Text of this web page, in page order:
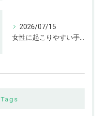
2026/07/15
Tags